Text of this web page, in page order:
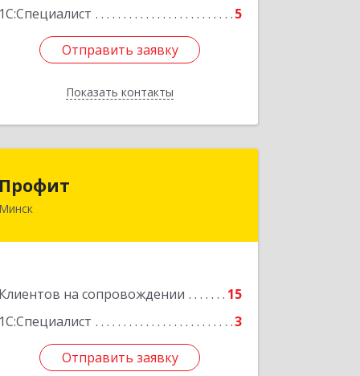
1С:Специалист
5
Отправить заявку
Показать контакты
Отправить заявку
Назад
Профит
Минск
Клиентов на сопровождении
15
1С:Специалист
3
Отправить заявку
Подробнее
Отправить заявку